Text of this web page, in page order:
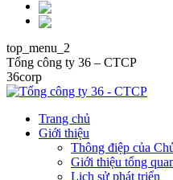
top_menu_2
Tổng công ty 36 – CTCP
36corp
Trang chủ
Giới thiệu
Thông điệp của
Giới thiệu tổng
Lịch sử phát triển